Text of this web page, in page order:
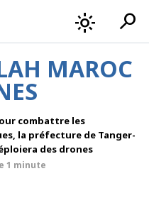
light_mode search
MAROC
combattre les
la préfecture de Tanger-
des drones
1 minute